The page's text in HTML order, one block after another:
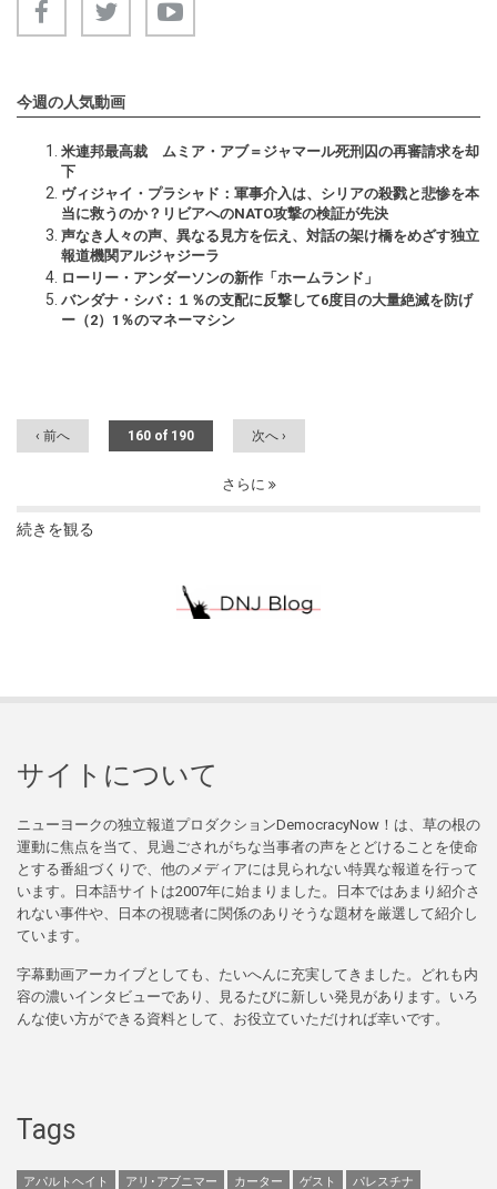
今週の人気動画
米連邦最高裁 ムミア・アブ＝ジャマール死刑囚の再審請求を却
下
ヴィジャイ・プラシャド：軍事介入は、シリアの殺戮と悲惨を本
当に救うのか？リビアへのNATO攻撃の検証が先決
声なき人々の声、異なる見方を伝え、対話の架け橋をめざす独立
報道機関アルジャジーラ
ローリー・アンダーソンの新作「ホームランド」
バンダナ・シバ：１％の支配に反撃して6度目の大量絶滅を防げ
ー（2）1％のマネーマシン
‹ 前へ 160 of 190 次へ ›
さらに
続きを観る
サイトについて
ニューヨークの独立報道プロダクションDemocracyNow！は、草の根の
運動に焦点を当て、見過ごされがちな当事者の声をとどけることを使命
とする番組づくりで、他のメディアには見られない特異な報道を行って
います。日本語サイトは2007年に始まりました。日本ではあまり紹介さ
れない事件や、日本の視聴者に関係のありそうな題材を厳選して紹介し
ています。
字幕動画アーカイブとしても、たいへんに充実してきました。どれも内
容の濃いインタビューであり、見るたびに新しい発見があります。いろ
んな使い方ができる資料として、お役立ていただければ幸いです。
Tags
アパルトヘイト アリ･アブニマー カーター ゲスト パレスチナ